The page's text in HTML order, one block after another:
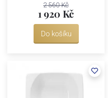
2 560 Kč
1 920 Kč
Do košíku